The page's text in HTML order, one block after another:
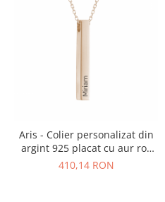
Aris - Colier personalizat din
argint 925 placat cu aur roz
cu pandantiv tubular gol in
410,14 RON